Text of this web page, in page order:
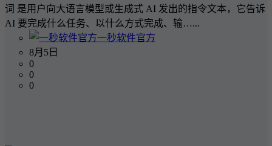
词 是用户向大语言模型或生成式 AI 发出的指令文本，它告诉
AI 要完成什么任务、以什么方式完成、输…...
一秒软件官方
8月5日
0
0
0